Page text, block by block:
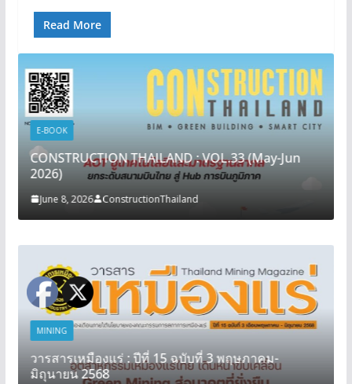
Read More
E-BOOK
CONSTRUCTION THAILAND : VOL.33 (May-Jun
2026)
June 8, 2026 ConstructionThailand
MINING
วารสารเหมืองแร่ : ปีที่ 15 ฉบับที่ 3 พฤษภาคม-
มิถุนายน 2568